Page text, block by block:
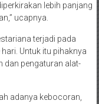
lebih panjang
ucapnya.
terjadi pada
Untuk itu pihaknya
dan pengaturan alat-
adanya kebocoran,